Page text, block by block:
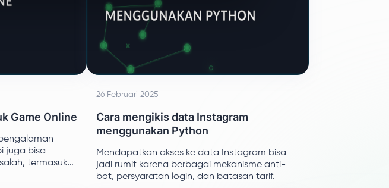
Game Online
juga bisa
termasuk
26 Februari 2025
Cara mengikis data Instagram
menggunakan Python
Mendapatkan akses ke data Instagram bisa
jadi rumit karena berbagai mekanisme anti-
bot, persyaratan login, dan batasan tarif.